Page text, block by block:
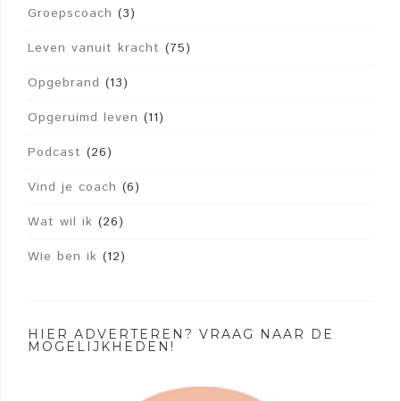
Groepscoach (3)
Leven vanuit kracht (75)
Opgebrand (13)
Opgeruimd leven (11)
Podcast (26)
Vind je coach (6)
Wat wil ik (26)
Wie ben ik (12)
HIER ADVERTEREN? VRAAG NAAR DE
MOGELIJKHEDEN!